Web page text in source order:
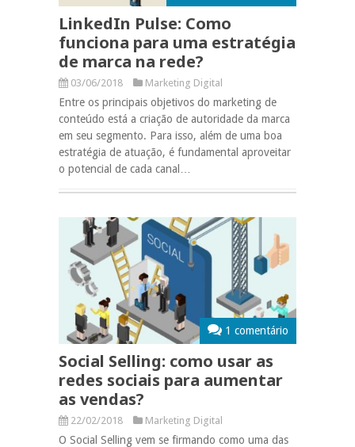
LinkedIn Pulse: Como
funciona para uma estratégia
de marca na rede?
03/06/2018 Marketing Digital
Entre os principais objetivos do marketing de
conteúdo está a criação de autoridade da marca
em seu segmento. Para isso, além de uma boa
estratégia de atuação, é fundamental aproveitar
o potencial de cada canal…
1 comentário
Social Selling: como usar as
redes sociais para aumentar
as vendas?
22/02/2018 Marketing Digital
O Social Selling vem se firmando como uma das